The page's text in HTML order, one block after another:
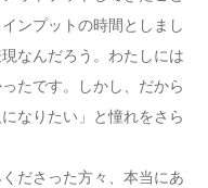
ンプットの時間としまし
なんだろう。わたしには
たです。しかし、だから
なりたい」と憧れをさら
ださった方々、本当にあ